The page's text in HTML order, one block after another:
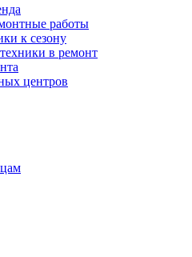
работы
к сезону
в ремонт
центров